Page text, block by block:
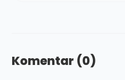
Komentar (0)